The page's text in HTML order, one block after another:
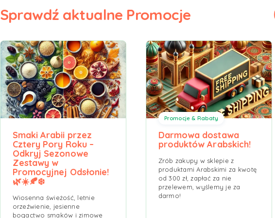
Sprawdź aktualne Promocje
Smaki Arabii przez
Cztery Pory Roku –
Odkryj Sezonowe
Zestawy w
Promocyjnej Odsłonie!
🌿☀️🍂❄️
Wiosenna świeżość, letnie
orzeźwienie, jesienne
bogactwo smaków i zimowe
Promocje & Rabaty
Darmowa dostawa
produktów Arabskich!
Zrób zakupy w sklepie z
produktami Arabskimi za kwotę
od 300 zł, zapłać za nie
przelewem, wyślemy je za
darmo!